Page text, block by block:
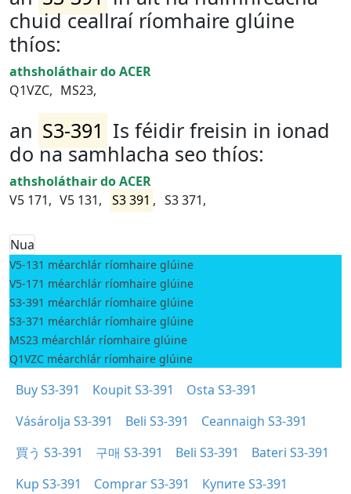
chuid ceallraí ríomhaire glúine
thíos:
athsholáthair do ACER
Q1VZC, MS23,
an S3-391 Is féidir freisin in ionad
do na samhlacha seo thíos:
athsholáthair do ACER
V5 171, V5 131, S3 391 , S3 371,
Nua
V5-131 méarchlár ríomhaire glúine
V5-171 méarchlár ríomhaire glúine
S3-391 méarchlár ríomhaire glúine
S3-371 méarchlár ríomhaire glúine
MS23 méarchlár ríomhaire glúine
Q1VZC méarchlár ríomhaire glúine
Buy S3-391 Koupit S3-391
Osta S3-391
Vásárolja S3-391
Beli S3-391
Ceannaigh S3-391
買う S3-391
구매 S3-391 Beli S3-391
Bateri S3-391
Kup S3-391
Comprar S3-391
Купите S3-391